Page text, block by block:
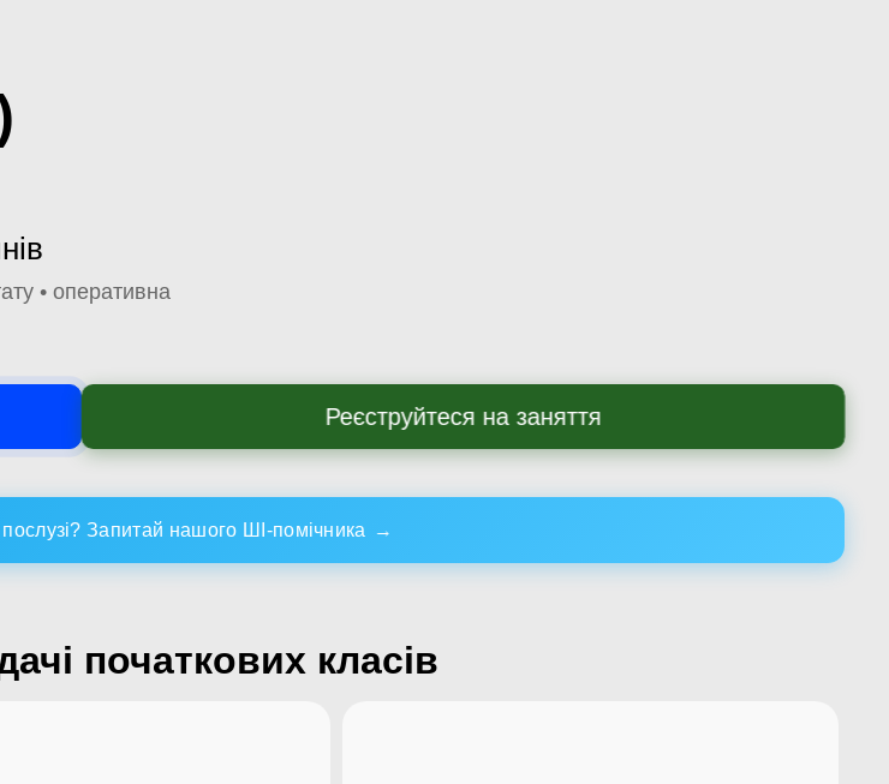
• оперативна
Реєструйтеся на заняття
Запитай нашого ШІ-помічника →
початкових класів